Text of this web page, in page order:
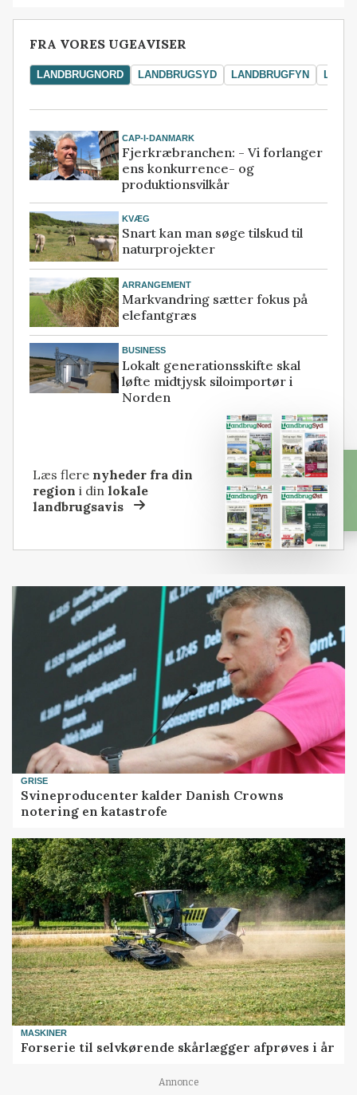
FRA VORES UGEAVISER
LANDBRUGNORD LANDBRUGSYD LANDBRUGFYN
CAP-I-DANMARK
Fjerkræbranchen: - Vi forlanger
ens konkurrence- og
produktionsvilkår
KVÆG
Snart kan man søge tilskud til
naturprojekter
ARRANGEMENT
Markvandring sætter fokus på
elefantgræs
BUSINESS
Lokalt generationsskifte skal
løfte midtjysk siloimportør i
Norden
Læs flere nyheder fra din
region i dinlokale
landbrugsavis
GRISE
Svineproducenter kalder Danish Crowns
notering en katastrofe
MASKINER
Forserie til selvkørende skårlægger afprøves i år
Annonce